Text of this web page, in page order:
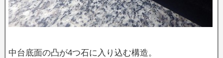
中台底面の凸が4つ石に入り込む構造。